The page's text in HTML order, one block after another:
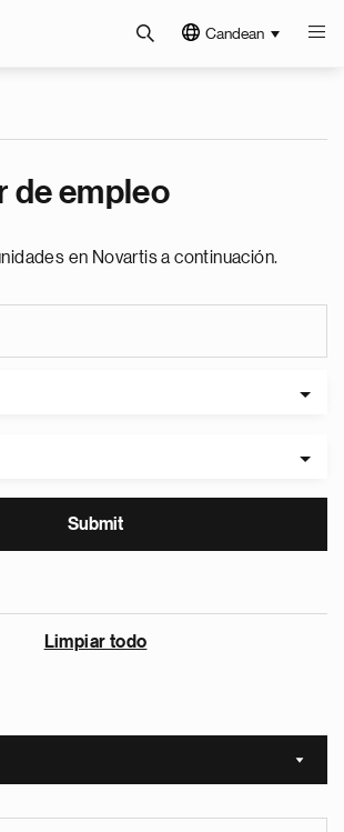
Candean
de empleo
en Novartis a continuación.
Limpiar todo
Sort